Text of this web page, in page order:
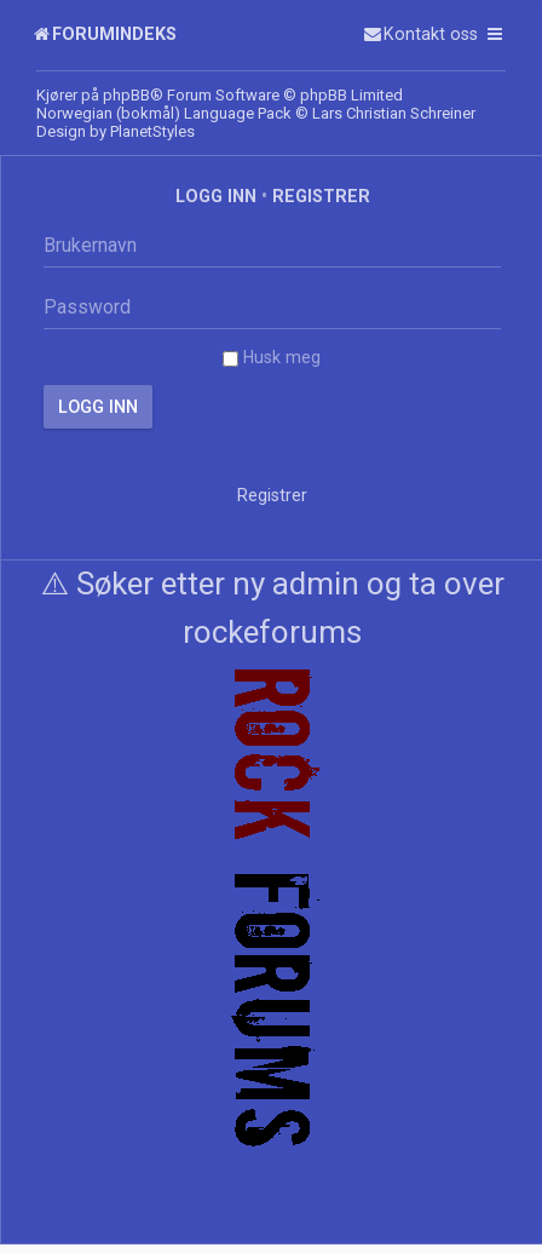
FORUMINDEKS Kontakt oss
Kjører på phpBB® Forum Software © phpBB Limited
Norwegian (bokmål) Language Pack © Lars Christian Schreiner
Design by PlanetStyles
LOGG INN • REGISTRER
Husk meg
Registrer
⚠️ Søker etter ny admin og ta over
rockeforums